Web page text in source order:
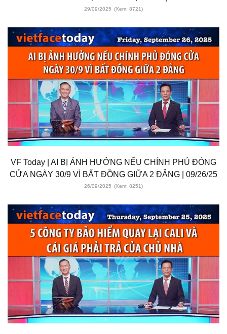
29/09/2025 (Xem: 8721)
VF Today | AI BỊ ẢNH HƯỞNG NẾU CHÍNH PHỦ ĐÓNG
CỬA NGÀY 30/9 VÌ BẤT ĐỒNG GIỮA 2 ĐẢNG | 09/26/25
26/09/2025 (Xem: 8251)